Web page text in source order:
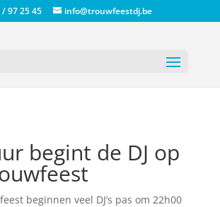
/ 97 25 45 info@trouwfeestdj.be
begint de DJ op
beginnen veel DJ’s pas om 22h00